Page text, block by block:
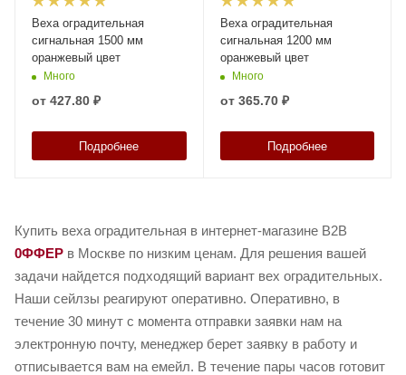
Веха оградительная
сигнальная 1500 мм
оранжевый цвет
Много
от 427.80 ₽
Подробнее
Веха оградительная
сигнальная 1200 мм
оранжевый цвет
Много
от 365.70 ₽
Подробнее
Купить веха оградительная в интернет-магазине B2B
0ФФЕР в Москве по низким ценам. Для решения вашей
задачи найдется подходящий вариант вех оградительных.
Наши сейлзы реагируют оперативно. Оперативно, в
течение 30 минут с момента отправки заявки нам на
электронную почту, менеджер берет заявку в работу и
отписывается вам на емейл. В течение пары часов готовит